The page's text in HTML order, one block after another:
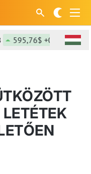
595,76$ +0,56%